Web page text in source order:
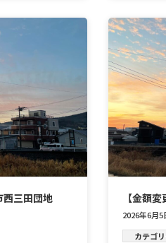
西三田団地 【金額
2026年6月5
カテゴ